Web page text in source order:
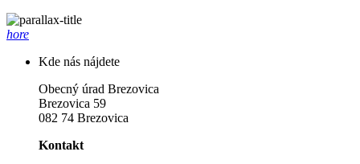
hore
Kde nás nájdete
Obecný úrad Brezovica
Brezovica 59
082 74 Brezovica
Kontakt